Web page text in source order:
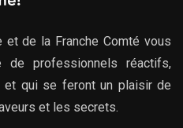
et de la Franche Comté vous
professionnels réactifs,
et qui se feront un plaisir de
et les secrets.